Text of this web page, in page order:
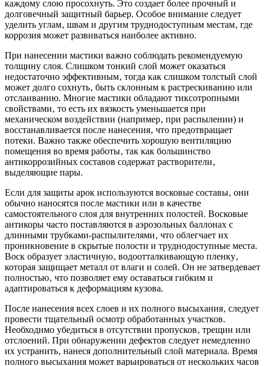
каждому слою просохнуть. Это создает более прочный и
долговечный защитный барьер. Особое внимание следует
уделить углам‚ швам и другим труднодоступным местам‚ где
коррозия может развиваться наиболее активно.
При нанесении мастики важно соблюдать рекомендуемую
толщину слоя. Слишком тонкий слой может оказаться
недостаточно эффективным‚ тогда как слишком толстый слой
может долго сохнуть‚ быть склонным к растрескиванию или
отслаиванию. Многие мастики обладают тиксотропными
свойствами‚ то есть их вязкость уменьшается при
механическом воздействии (например‚ при распылении) и
восстанавливается после нанесения‚ что предотвращает
потеки. Важно также обеспечить хорошую вентиляцию
помещения во время работы‚ так как большинство
антикоррозийных составов содержат растворители‚
выделяющие пары.
Если для защиты арок используются восковые составы‚ они
обычно наносятся после мастики или в качестве
самостоятельного слоя для внутренних полостей. Восковые
антикоры часто поставляются в аэрозольных баллонах с
длинными трубками-распылителями‚ что облегчает их
проникновение в скрытые полости и труднодоступные места.
Воск образует эластичную‚ водоотталкивающую пленку‚
которая защищает металл от влаги и солей. Он не затвердевает
полностью‚ что позволяет ему оставаться гибким и
адаптироваться к деформациям кузова.
После нанесения всех слоев и их полного высыхания‚ следует
провести тщательный осмотр обработанных участков.
Необходимо убедиться в отсутствии пропусков‚ трещин или
отслоений. При обнаружении дефектов следует немедленно
их устранить‚ нанеся дополнительный слой материала. Время
полного высыхания может варьироваться от нескольких часов